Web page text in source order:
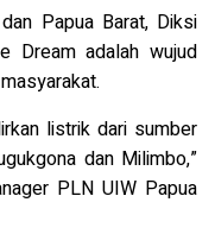
Papua Barat, Diksi
Dream adalah wujud
listrik dari sumber
dan Milimbo,”
PLN UIW Papua